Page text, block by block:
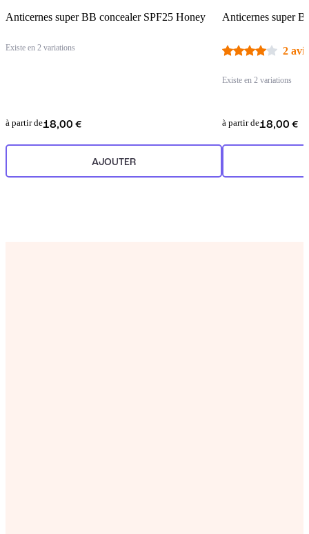
Anticernes super BB concealer SPF25 Honey
Existe en 2 variations
à partir de18,00 €
AJOUTER
Anticernes super
2 avis
Existe en 2 variations
à partir de18,00 €